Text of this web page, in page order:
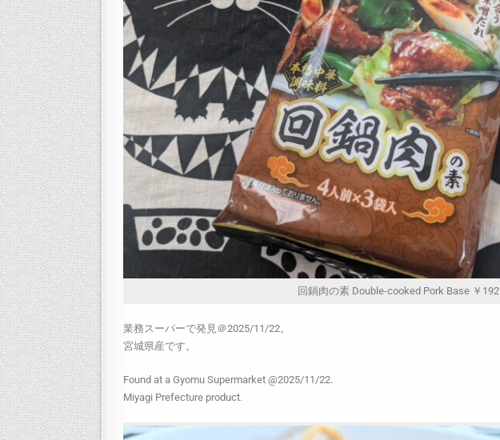
回鍋肉の素 Double-cooked Pork Base ￥192
業務スーパーで発見＠2025/11/22。
宮城県産です。
Found at a Gyomu Supermarket @2025/11/22.
Miyagi Prefecture product.